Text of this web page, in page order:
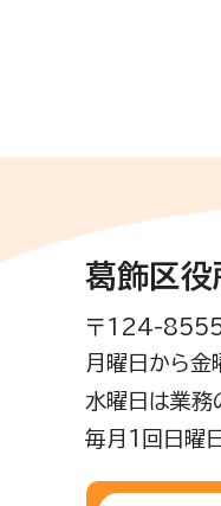
葛飾区役
〒124-
月曜日から
水曜日は業務
毎月1回日曜